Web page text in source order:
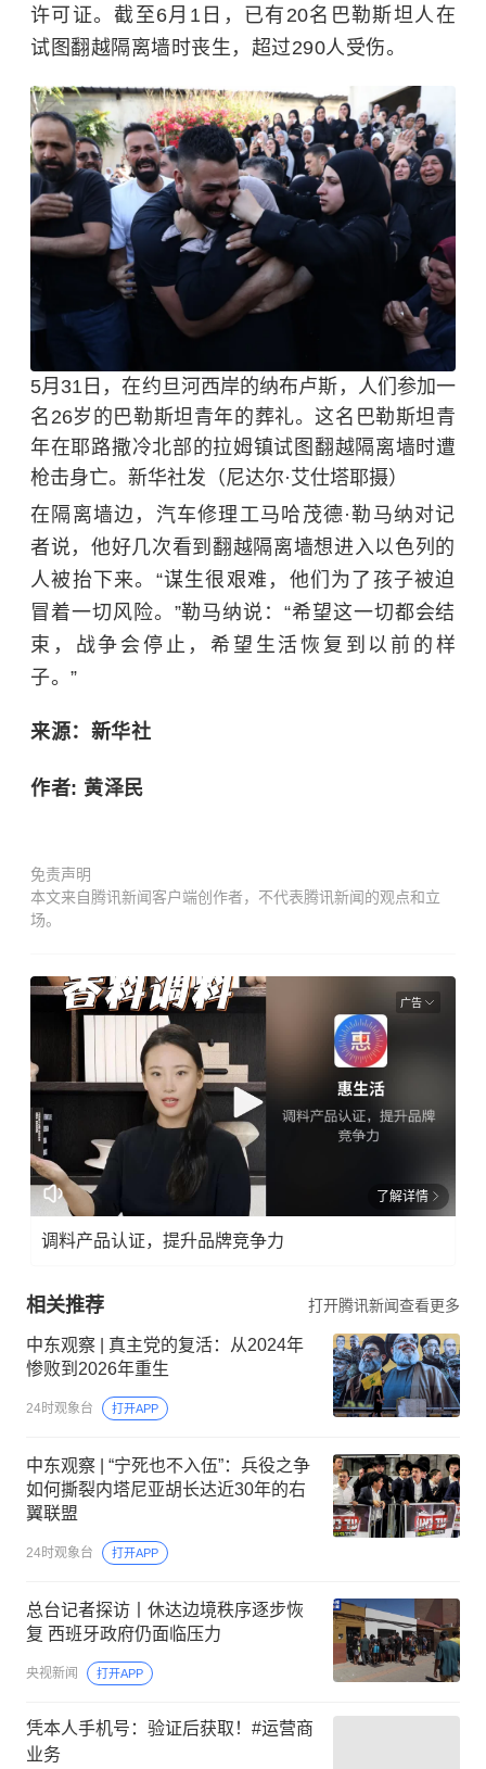
许可证。截至6月1日，已有20名巴勒斯坦人在
试图翻越隔离墙时丧生，超过290人受伤。
5月31日，在约旦河西岸的纳布卢斯，人们参加一
名26岁的巴勒斯坦青年的葬礼。这名巴勒斯坦青
年在耶路撒冷北部的拉姆镇试图翻越隔离墙时遭
枪击身亡。新华社发（尼达尔·艾仕塔耶摄）
在隔离墙边，汽车修理工马哈茂德·勒马纳对记
者说，他好几次看到翻越隔离墙想进入以色列的
人被抬下来。“谋生很艰难，他们为了孩子被迫
冒着一切风险。”勒马纳说：“希望这一切都会结
束，战争会停止，希望生活恢复到以前的样
子。”
来源：新华社
作者: 黄泽民
免责声明
本文来自腾讯新闻客户端创作者，不代表腾讯新闻的观点和立
场。
广告
了解详情
调料产品认证，提升品牌竞争力
相关推荐 打开腾讯新闻查看更多
中东观察 | 真主党的复活：从2024年
惨败到2026年重生
24时观象台 打开APP
中东观察 | “宁死也不入伍”：兵役之争
如何撕裂内塔尼亚胡长达近30年的右
翼联盟
24时观象台 打开APP
总台记者探访丨休达边境秩序逐步恢
复 西班牙政府仍面临压力
央视新闻 打开APP
凭本人手机号：验证后获取！#运营商
业务